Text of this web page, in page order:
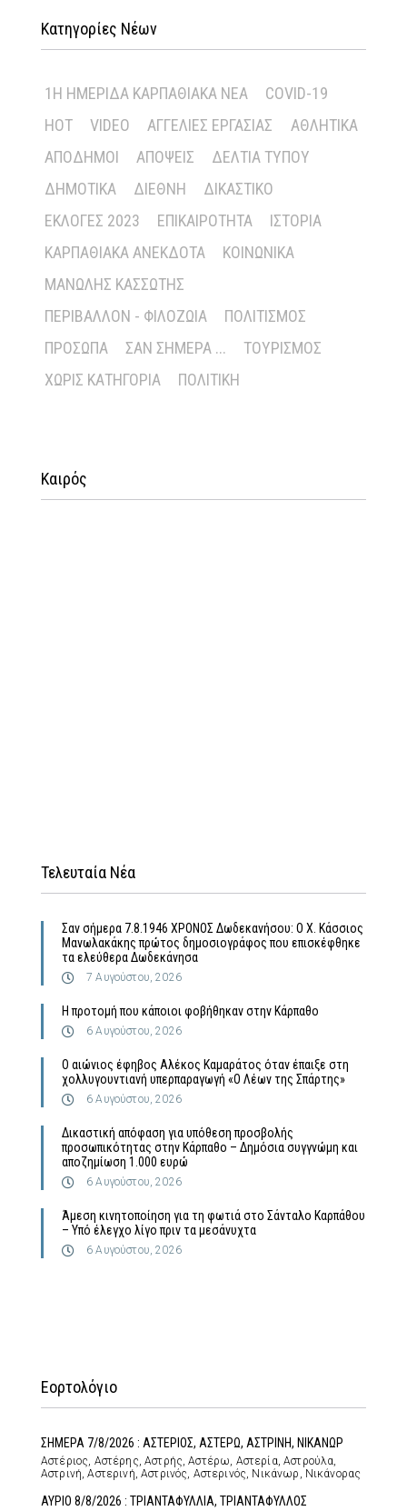
Κατηγορίες Νέων
1Η ΗΜΕΡΊΔΑ ΚΑΡΠΑΘΙΑΚΆ ΝΈΑ
COVID-19
HOT
VIDEO ΑΓΓΕΛΊΕΣ ΕΡΓΑΣΊΑΣ
ΑΘΛΗΤΙΚΆ
ΑΠΌΔΗΜΟΙ
ΑΠΌΨΕΙΣ
ΔΕΛΤΊΑ ΤΎΠΟΥ
ΔΗΜΟΤΙΚΆ
ΔΙΕΘΝΉ
ΔΙΚΑΣΤΙΚΌ
ΕΚΛΟΓΈΣ 2023
ΕΠΙΚΑΙΡΌΤΗΤΑ
ΙΣΤΟΡΊΑ
ΚΑΡΠΑΘΙΑΚΆ ΑΝΈΚΔΟΤΑ
ΚΟΙΝΩΝΙΚΆ
ΜΑΝΏΛΗΣ ΚΑΣΣΏΤΗΣ
ΠΕΡΙΒΆΛΛΟΝ - ΦΙΛΟΖΩΊΑ
ΠΟΛΙΤΙΣΜΌΣ
ΠΡΌΣΩΠΑ
ΣΑΝ ΣΉΜΕΡΑ ...
ΤΟΥΡΙΣΜΌΣ
ΧΩΡΊΣ ΚΑΤΗΓΟΡΊΑ
ΠΟΛΙΤΙΚΉ
Καιρός
Τελευταία Νέα
Σαν σήμερα 7.8.1946 ΧΡΟΝΟΣ Δωδεκανήσου: Ο Χ. Κάσσιος
Μανωλακάκης πρώτος δημοσιογράφος που επισκέφθηκε
τα ελεύθερα Δωδεκάνησα
7 Αυγούστου, 2026
Η προτομή που κάποιοι φοβήθηκαν στην Κάρπαθο
6 Αυγούστου, 2026
Ο αιώνιος έφηβος Αλέκος Καμαράτος όταν έπαιξε στη
χολλυγουντιανή υπερπαραγωγή «Ο Λέων της Σπάρτης»
6 Αυγούστου, 2026
Δικαστική απόφαση για υπόθεση προσβολής
προσωπικότητας στην Κάρπαθο – Δημόσια συγγνώμη και
αποζημίωση 1.000 ευρώ
6 Αυγούστου, 2026
Άμεση κινητοποίηση για τη φωτιά στο Σάνταλο Καρπάθου
– Υπό έλεγχο λίγο πριν τα μεσάνυχτα
6 Αυγούστου, 2026
Εορτολόγιο
ΣΗΜΕΡΑ 7/8/2026 : ΑΣΤΕΡΙΟΣ, ΑΣΤΕΡΩ, ΑΣΤΡΙΝΗ, ΝΙΚΑΝΩΡ
Αστέριος, Αστέρης, Αστρής, Αστέρω, Αστερία, Αστρούλα,
Αστρινή, Αστερινή, Αστρινός, Αστερινός, Νικάνωρ, Νικάνορας
ΑΥΡΙΟ 8/8/2026 : ΤΡΙΑΝΤΑΦΥΛΛΙΑ, ΤΡΙΑΝΤΑΦΥΛΛΟΣ